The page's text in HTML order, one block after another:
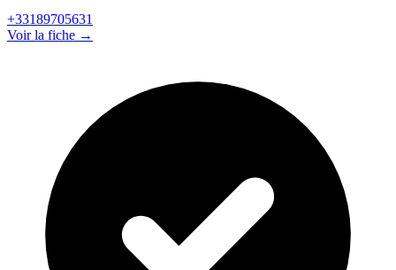
+33189705631
Voir la fiche →